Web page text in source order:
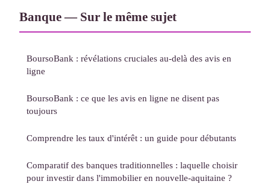
Banque — Sur le même sujet
BoursoBank : révélations cruciales au-delà des avis en
ligne
BoursoBank : ce que les avis en ligne ne disent pas
toujours
Comprendre les taux d'intérêt : un guide pour débutants
Comparatif des banques traditionnelles : laquelle choisir
pour investir dans l'immobilier en nouvelle-aquitaine ?